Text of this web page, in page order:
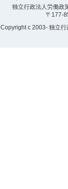
独立行政法人労働
〒177-
Copyrightc 2003- 独立行